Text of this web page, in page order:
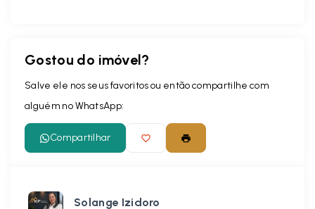
Gostou do imóvel?
Salve ele nos seus favoritos ou então compartilhe com
alguém no WhatsApp:
Compartilhar
Solange Izidoro